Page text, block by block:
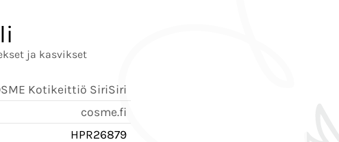
ja kasvikset
Kotikeittiö SiriSiri
cosme.fi
HPR26879